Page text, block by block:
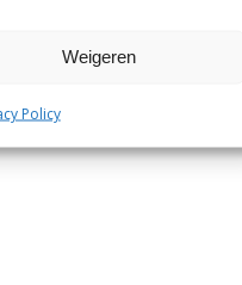
Weigeren
Policy